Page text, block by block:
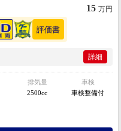
15 万円
詳細
排気量
2500cc
車検
車検整備付